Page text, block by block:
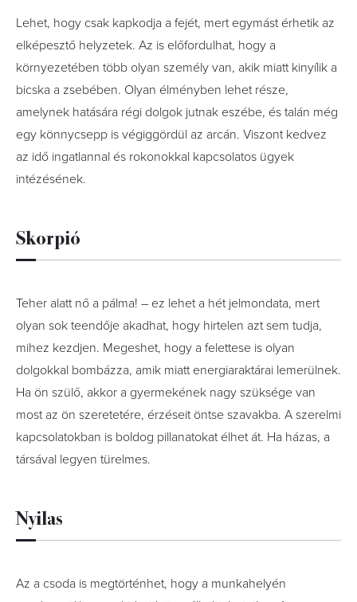
Lehet, hogy csak kapkodja a fejét, mert egymást érhetik az
elképesztő helyzetek. Az is előfordulhat, hogy a
környezetében több olyan személy van, akik miatt kinyílik a
bicska a zsebében. Olyan élményben lehet része,
amelynek hatására régi dolgok jutnak eszébe, és talán még
egy könnycsepp is végiggördül az arcán. Viszont kedvez
az idő ingatlannal és rokonokkal kapcsolatos ügyek
intézésének.
Skorpió
Teher alatt nő a pálma! – ez lehet a hét jelmondata, mert
olyan sok teendője akadhat, hogy hirtelen azt sem tudja,
mihez kezdjen. Megeshet, hogy a felettese is olyan
dolgokkal bombázza, amik miatt energiaraktárai lemerülnek.
Ha ön szülő, akkor a gyermekének nagy szüksége van
most az ön szeretetére, érzéseit öntse szavakba. A szerelmi
kapcsolatokban is boldog pillanatokat élhet át. Ha házas, a
társával legyen türelmes.
Nyilas
Az a csoda is megtörténhet, hogy a munkahelyén